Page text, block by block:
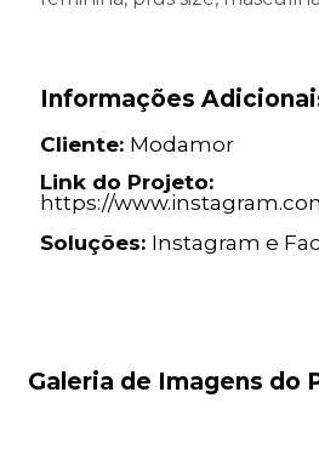
Informações
Cliente: Modamor
Link do Projeto:
https://
Soluções: Instagram e
Galeria de Imagens do